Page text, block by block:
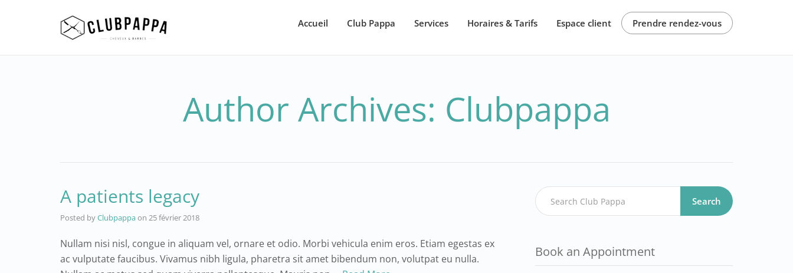
Accueil Club Pappa Services Horaires & Tarifs Espace client Prendre rendez-vous
Author Archives: Clubpappa
A patients legacy
Posted byClubpappaon 25 février 2018
Nullam nisi nisl, congue in aliquam vel, ornare et odio. Morbi vehicula enim eros. Etiam egestas ex
ac vulputate faucibus. Vivamus nibh ligula, pharetra sit amet bibendum non, volutpat eu nulla.
Search
Book an Appointment